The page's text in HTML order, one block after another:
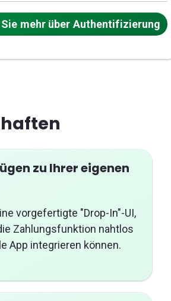
mehr über Authentifizierung
zu Ihrer eigenen
vorgefertigte "Drop-In"-UI,
Zahlungsfunktion nahtlos
App integrieren können.